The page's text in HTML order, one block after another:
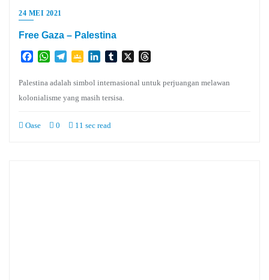
24 MEI 2021
Free Gaza – Palestina
FacebookWhatsApp
TelegramGoogleLinkedInTumblr
X
Palestina adalah simbol internasional untuk perjuangan melawan
kolonialisme yang masih tersisa.
Oase 0 11 sec read